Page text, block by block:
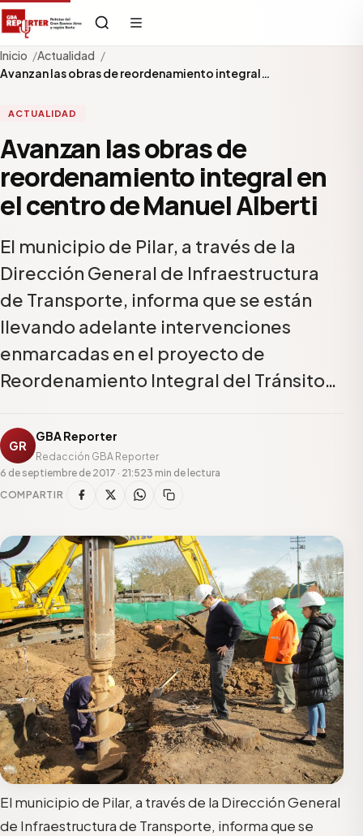
Inicio
Actualidad
Avanzan las obras de reordenamiento integral…
ACTUALIDAD
Avanzan las obras de
reordenamiento integral en
el centro de Manuel Alberti
El municipio de Pilar, a través de la
Dirección General de Infraestructura
de Transporte, informa que se están
llevando adelante intervenciones
enmarcadas en el proyecto de
Reordenamiento Integral del Tránsito…
GR
GBA Reporter
Redacción GBA Reporter
6 de septiembre de 2017 · 21:523 min de lectura
COMPARTIR
El municipio de Pilar, a través de la Dirección General
de Infraestructura de Transporte, informa que se